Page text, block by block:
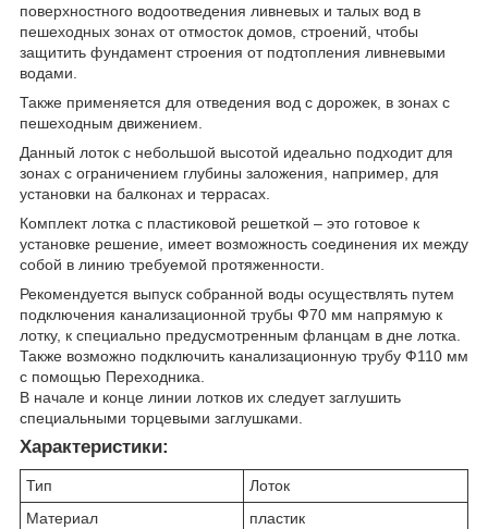
поверхностного водоотведения ливневых и талых вод в
пешеходных зонах от отмосток домов, строений, чтобы
защитить фундамент строения от подтопления ливневыми
водами.
Также применяется для отведения вод с дорожек, в зонах с
пешеходным движением.
Данный лоток с небольшой высотой идеально подходит для
зонах с ограничением глубины заложения, например, для
установки на балконах и террасах.
Комплект лотка с пластиковой решеткой – это готовое к
установке решение, имеет возможность соединения их между
собой в линию требуемой протяженности.
Рекомендуется выпуск собранной воды осуществлять путем
подключения канализационной трубы Ф70 мм напрямую к
лотку, к специально предусмотренным фланцам в дне лотка.
Также возможно подключить канализационную трубу Ф110 мм
с помощью Переходника.
В начале и конце линии лотков их следует заглушить
специальными торцевыми заглушками.
Характеристики:
Тип
Лоток
Материал
пластик